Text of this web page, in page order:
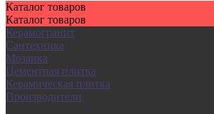
Каталог товаров
Каталог товаров
Керамогранит
Сантехника
Мозаика
Цементная плитка
Керамическая плитка
Производители